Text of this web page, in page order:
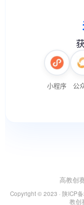
高教创
Copyright © 2023 · 陕ICP
教创